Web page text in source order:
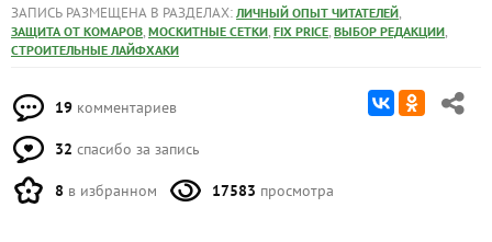
ЗАПИСЬ РАЗМЕЩЕНА В РАЗДЕЛАХ: ЛИЧНЫЙ ОПЫТ ЧИТАТЕЛЕЙ,
ЗАЩИТА ОТ КОМАРОВ, МОСКИТНЫЕ СЕТКИ, FIX PRICE, ВЫБОР РЕДАКЦИИ,
СТРОИТЕЛЬНЫЕ ЛАЙФХАКИ
19 комментариев
32 спасибо за запись
8 в избранном 17583 просмотра